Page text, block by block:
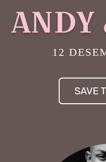
ANDY
12
SAVE